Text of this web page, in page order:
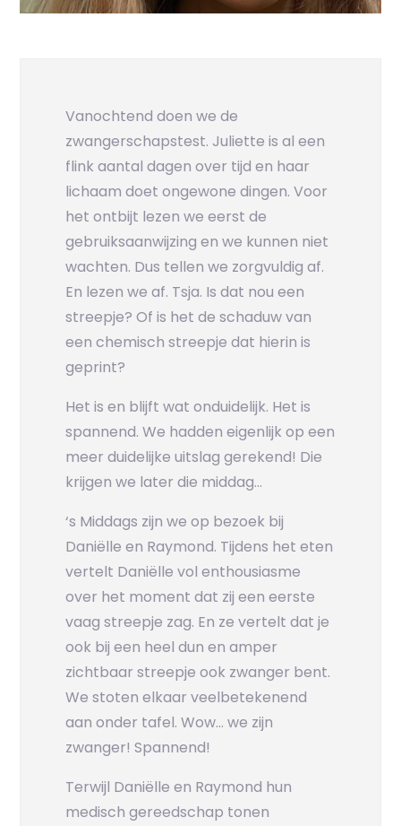
Vanochtend doen we de
zwangerschapstest. Juliette is al een
flink aantal dagen over tijd en haar
lichaam doet ongewone dingen. Voor
het ontbijt lezen we eerst de
gebruiksaanwijzing en we kunnen niet
wachten. Dus tellen we zorgvuldig af.
En lezen we af. Tsja. Is dat nou een
streepje? Of is het de schaduw van
een chemisch streepje dat hierin is
geprint?
Het is en blijft wat onduidelijk. Het is
spannend. We hadden eigenlijk op een
meer duidelijke uitslag gerekend! Die
krijgen we later die middag…
‘s Middags zijn we op bezoek bij
Daniëlle en Raymond. Tijdens het eten
vertelt Daniëlle vol enthousiasme
over het moment dat zij een eerste
vaag streepje zag. En ze vertelt dat je
ook bij een heel dun en amper
zichtbaar streepje ook zwanger bent.
We stoten elkaar veelbetekenend
aan onder tafel. Wow… we zijn
zwanger! Spannend!
Terwijl Daniëlle en Raymond hun
medisch gereedschap tonen